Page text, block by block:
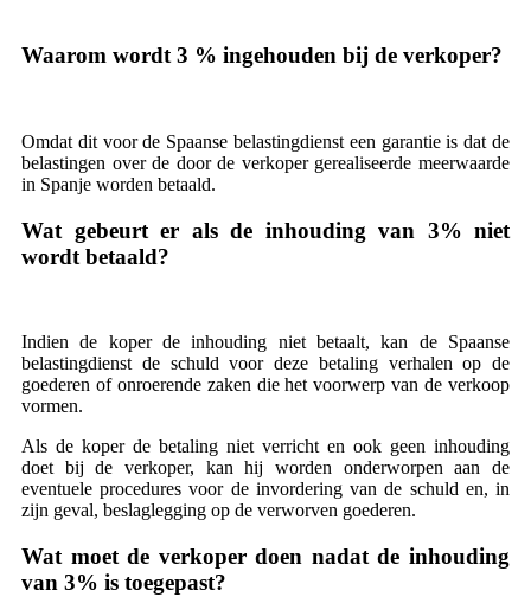
Waarom wordt 3 % ingehouden bij de verkoper?
Omdat dit voor de Spaanse belastingdienst een garantie is dat de
belastingen over de door de verkoper gerealiseerde meerwaarde
in Spanje worden betaald.
Wat gebeurt er als de inhouding van 3% niet
wordt betaald?
Indien de koper de inhouding niet betaalt, kan de Spaanse
belastingdienst de schuld voor deze betaling verhalen op de
goederen of onroerende zaken die het voorwerp van de verkoop
vormen.
Als de koper de betaling niet verricht en ook geen inhouding
doet bij de verkoper, kan hij worden onderworpen aan de
eventuele procedures voor de invordering van de schuld en, in
zijn geval, beslaglegging op de verworven goederen.
Wat moet de verkoper doen nadat de inhouding
van 3% is toegepast?